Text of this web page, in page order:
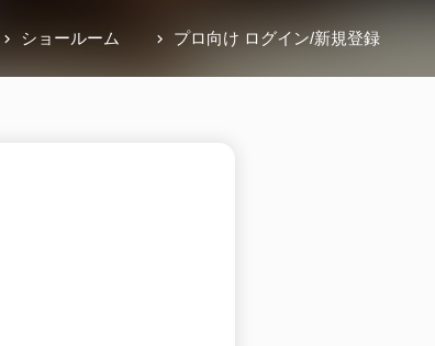
ショールーム プロ向け ログイン/新規登録